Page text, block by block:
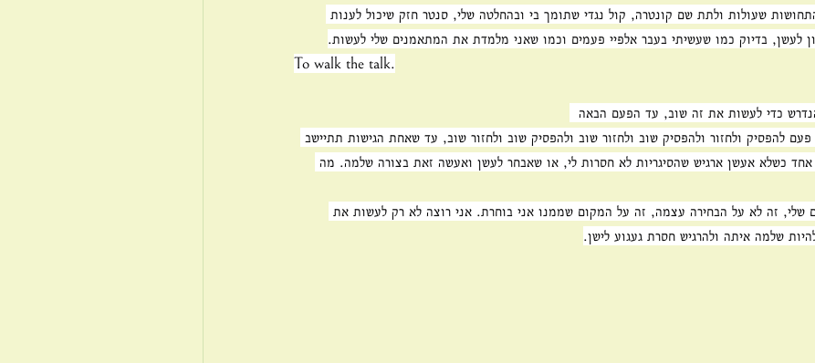
שעולות ולתת שם קונטרה, קול נגדי שתומך בי ובהחלטה שלי, סנטר חזק שיכול לענות
לעשן, בדיוק כמו שעשיתי בעבר אלפיי פעמים וכמו שאני מלמדת את המתאמנים שלי לעשות.
To walk the talk.
כדי לעשות את זה שוב, עד הפעם הבאה
להפסיק ולחזור ולהפסיק שוב ולחזור שוב ולהפסיק שוב ולחזור שוב, עד שאחת הגישות תתיישב
כשלא אעשן ארגיש שהסיגריות לא חסרות לי, או שאבחר לעשן ואעשה זאת בצורה שלמה. מה
שלי, זה לא על הבחירה עצמה, זה על המקום שממנו אני בוחרת. אני רוצה לא רק לעשות את
שלמה איתה ולהרגיש חסרת געגוע לישן.